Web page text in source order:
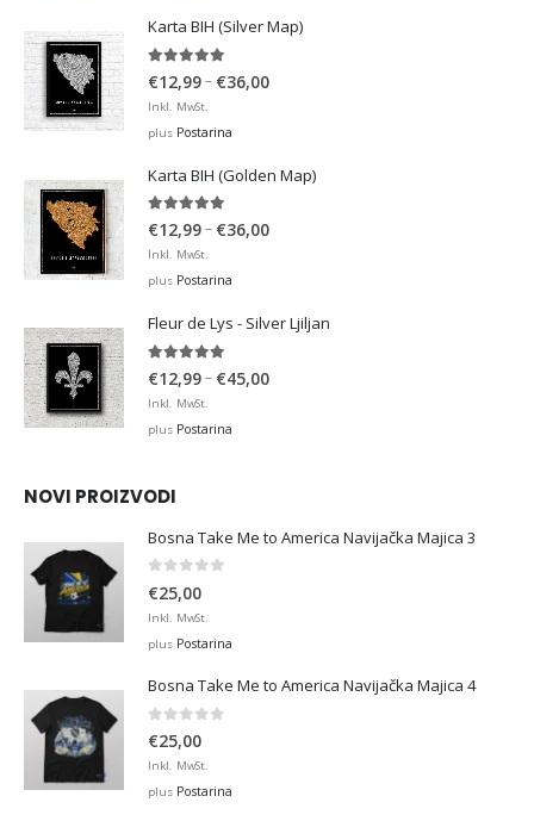
Karta BIH (Silver Map)
4.95out of 5
€12,99– €36,00Price
€36,00
Inkl. MwSt.
plus Postarina
Karta BIH (Golden Map)
4.93out of 5
€12,99– €36,00Price
€36,00
Inkl. MwSt.
plus Postarina
Fleur de Lys - Silver Ljiljan
4.88out of 5
€12,99– €45,00Price
Inkl. MwSt.
plus Postarina
NOVI PROIZVODI
Bosna Take Me to America Navijačka Majica 3
€25,00
Inkl. MwSt.
plus Postarina
Bosna Take Me to America Navijačka Majica 4
0 out of 5
€25,00
Inkl. MwSt.
plus Postarina